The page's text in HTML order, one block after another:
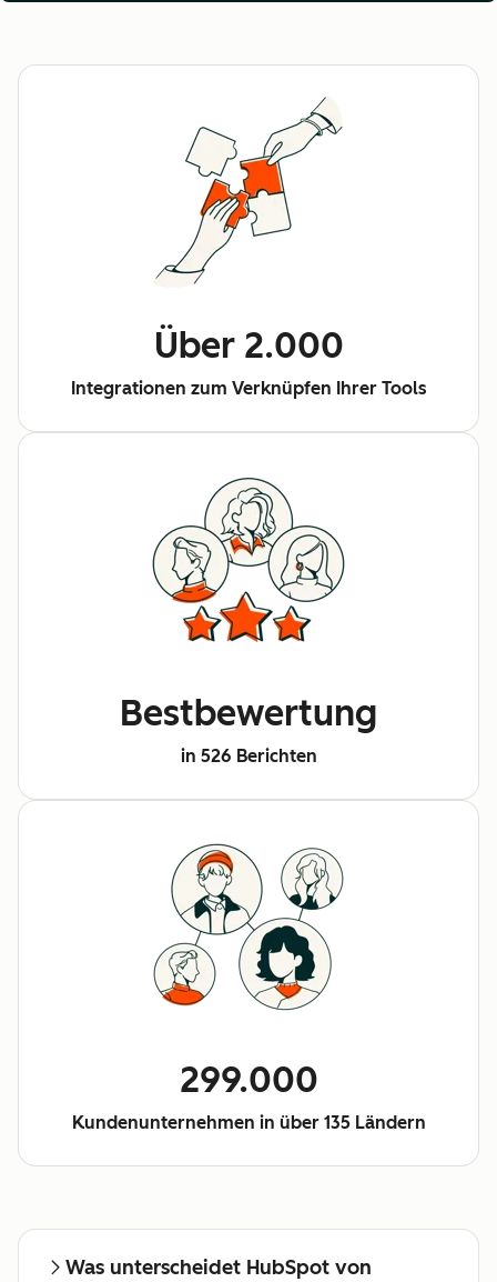
Über 2.000
Integrationen zum Verknüpfen Ihrer Tools
Bestbewertung
in 526 Berichten
299.000
Kundenunternehmen in über 135 Ländern
Was unterscheidet HubSpot von